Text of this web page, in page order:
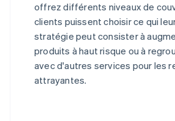
offrez différents niveaux de
clients puissent choisir ce qui
stratégie peut consister à
produits à haut risque ou à
avec d'autres services pour les
attrayantes.